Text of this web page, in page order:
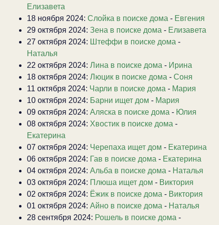
Елизавета
18 ноября 2024: Слойка в поиске дома - Евгения
29 октября 2024: Зена в поиске дома - Елизавета
27 октября 2024: Штеффи в поиске дома -
Наталья
22 октября 2024: Лина в поиске дома - Ирина
18 октября 2024: Люцик в поиске дома - Соня
11 октября 2024: Чарли в поиске дома - Мария
10 октября 2024: Барни ищет дом - Мария
09 октября 2024: Аляска в поиске дома - Юлия
08 октября 2024: Хвостик в поиске дома -
Екатерина
07 октября 2024: Черепаха ищет дом - Екатерина
06 октября 2024: Гав в поиске дома - Екатерина
04 октября 2024: Альба в поиске дома - Наталья
03 октября 2024: Плюша ищет дом - Виктория
02 октября 2024: Ёжик в поиске дома - Виктория
01 октября 2024: Айно в поиске дома - Наталья
28 сентября 2024: Рошель в поиске дома -